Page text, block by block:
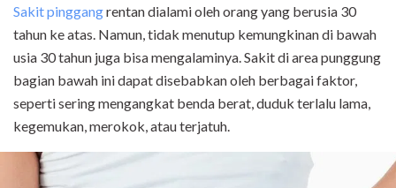
Sakit pinggangrentan dialami oleh orang yang berusia 30
tahun ke atas. Namun, tidak menutup kemungkinan di bawah
usia 30 tahun juga bisa mengalaminya. Sakit di area punggung
bagian bawah ini dapat disebabkan oleh berbagai faktor,
seperti sering mengangkat benda berat, duduk terlalu lama,
kegemukan, merokok, atau terjatuh.